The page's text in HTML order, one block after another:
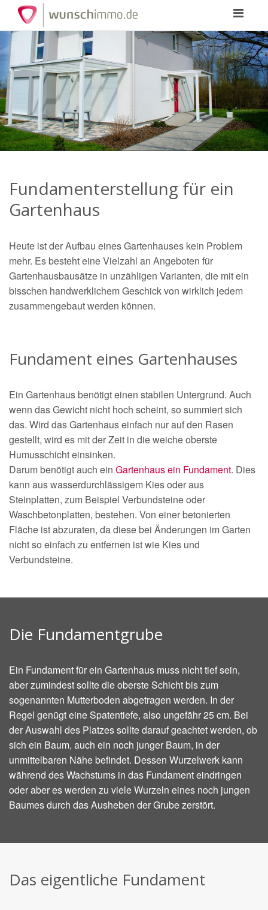
Toggle
Fundamenterstellung für ein
Gartenhaus
Heute ist der Aufbau eines Gartenhauses kein Problem
mehr. Es besteht eine Vielzahl an Angeboten für
Gartenhausbausätze in unzähligen Varianten, die mit ein
bisschen handwerklichem Geschick von wirklich jedem
zusammengebaut werden können.
Fundament eines Gartenhauses
Ein Gartenhaus benötigt einen stabilen Untergrund. Auch
wenn das Gewicht nicht hoch scheint, so summiert sich
das. Wird das Gartenhaus einfach nur auf den Rasen
gestellt, wird es mit der Zeit in die weiche oberste
Humusschicht einsinken.
Darum benötigt auch ein Gartenhaus ein Fundament. Dies
kann aus wasserdurchlässigem Kies oder aus
Steinplatten, zum Beispiel Verbundsteine oder
Waschbetonplatten, bestehen. Von einer betonierten
Fläche ist abzuraten, da diese bei Änderungen im Garten
nicht so einfach zu entfernen ist wie Kies und
Verbundsteine.
Die Fundamentgrube
Ein Fundament für ein Gartenhaus muss nicht tief sein,
aber zumindest sollte die oberste Schicht bis zum
sogenannten Mutterboden abgetragen werden. In der
Regel genügt eine Spatentiefe, also ungefähr 25 cm. Bei
der Auswahl des Platzes sollte darauf geachtet werden, ob
sich ein Baum, auch ein noch junger Baum, in der
unmittelbaren Nähe befindet. Dessen Wurzelwerk kann
während des Wachstums in das Fundament eindringen
oder aber es werden zu viele Wurzeln eines noch jungen
Baumes durch das Ausheben der Grube zerstört.
Das eigentliche Fundament